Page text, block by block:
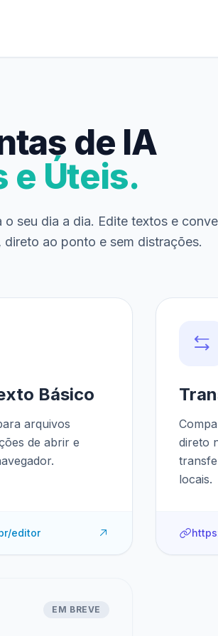
de IA
e Úteis.
seu dia a dia. Edite textos e
ao ponto e sem distrações.
Básico
arquivos
de abrir e
editor
direto
locais.
EM BREVE